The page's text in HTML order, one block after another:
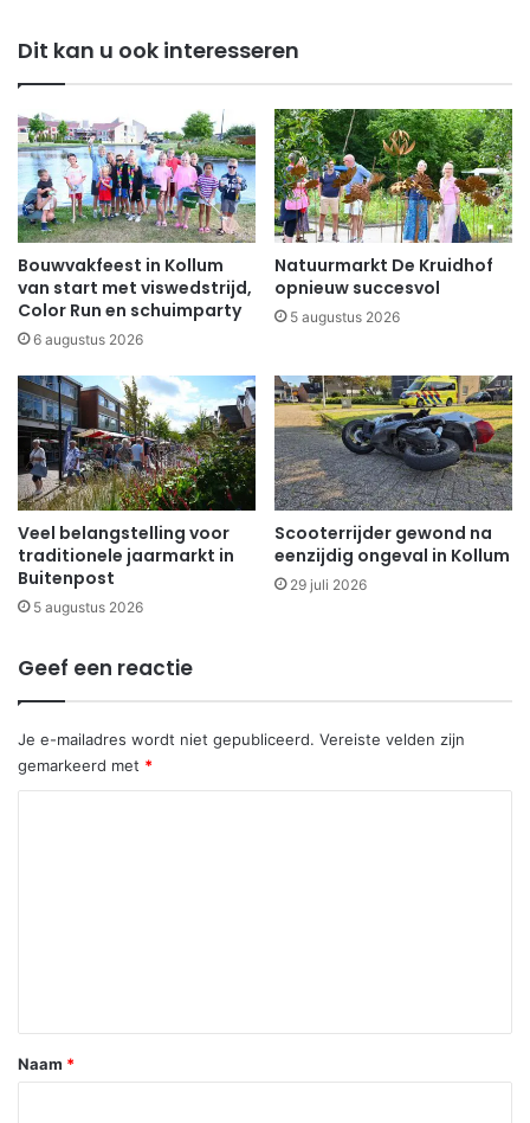
Dit kan u ook interesseren
Bouwvakfeest in Kollum
van start met viswedstrijd,
Color Run en schuimparty
6 augustus 2026
Natuurmarkt De Kruidhof
opnieuw succesvol
5 augustus 2026
Veel belangstelling voor
traditionele jaarmarkt in
Buitenpost
5 augustus 2026
Scooterrijder gewond na
eenzijdig ongeval in Kollum
29 juli 2026
Geef een reactie
Je e-mailadres wordt niet gepubliceerd. Vereiste velden zijn
gemarkeerd met *
*
Naam *